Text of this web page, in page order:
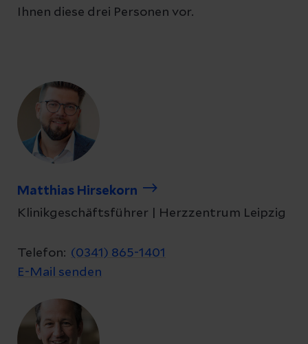
Ihnen diese drei Personen vor.
Matthias Hirsekorn
Klinikgeschäftsführer | Herzzentrum Leipzig
Telefon: (0341) 865-1401
E-Mail senden